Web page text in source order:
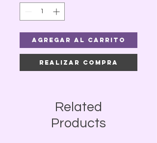
Agregar al carrito
Realizar compra
Related
Products